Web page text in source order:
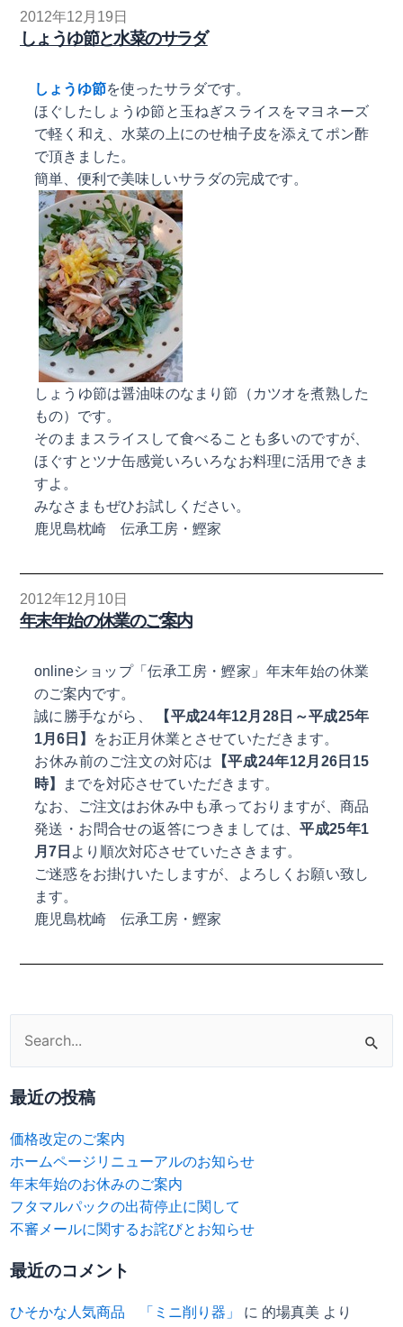
2012年12月19日
しょうゆ節と水菜のサラダ
しょうゆ節を使ったサラダです。
ほぐしたしょうゆ節と玉ねぎスライスをマヨネーズ
で軽く和え、水菜の上にのせ柚子皮を添えてポン酢
で頂きました。
簡単、便利で美味しいサラダの完成です。
しょうゆ節は醤油味のなまり節（カツオを煮熟した
もの）です。
そのままスライスして食べることも多いのですが、
ほぐすとツナ缶感覚いろいろなお料理に活用できま
すよ。
みなさまもぜひお試しください。
鹿児島枕崎 伝承工房・鰹家
2012年12月10日
年末年始の休業のご案内
onlineショップ「伝承工房・鰹家」年末年始の休業
のご案内です。
誠に勝手ながら、
【平成24年12月28日～平成25年
1月6日】
をお正月休業とさせていただきます。
お休み前のご注文の対応は
【平成24年12月26日15
時】
までを対応させていただきます。
なお、ご注文はお休み中も承っておりますが、商品
発送・お問合せの返答につきましては、平成25年1
月7日 より順次対応させていたさきます。
ご迷惑をお掛けいたしますが、よろしくお願い致し
ます。
鹿児島枕崎 伝承工房・鰹家
索
対
象:
最近の投稿
価格改定のご案内
ホームページリニューアルのお知らせ
年末年始のお休みのご案内
フタマルパックの出荷停止に関して
不審メールに関するお詫びとお知らせ
最近のコメント
ひそかな人気商品 「ミニ削り器」 に 的場真美 より